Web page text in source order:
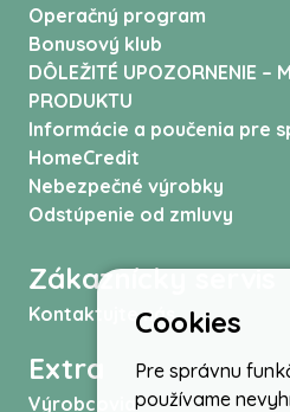
Operačný program
Bonusový klub
DÔLEŽITÉ UPOZORNENIE –
PRODUKTU
Informácie a poučenia pre
HomeCredit
Nebezpečné výrobky
Odstúpenie od zmluvy
Zákaznícky servis
Kontaktujte nás
Extra
Výrobcovia
Cookies
Pre správnu
používame